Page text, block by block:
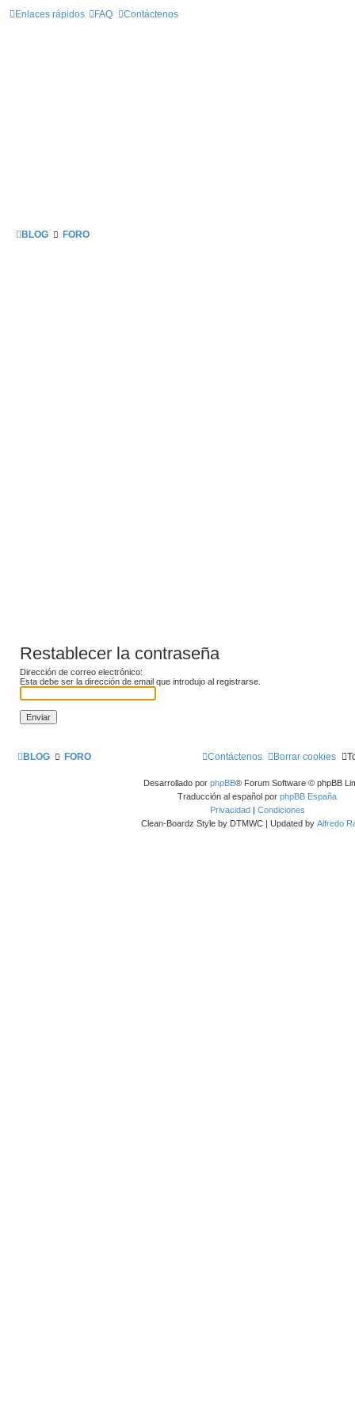
Enlaces rápidos FAQ Contáctenos
BLOG FORO
Restablecer la contraseña
Dirección de correo electrónico:
Esta debe ser la dirección de email que introdujo al registrarse.
BLOG FORO Borrar cookies
Contáctenos
Desarrollado por phpBB® Forum Software © phpBB
Traducción al español por phpBB España
Privacidad| Condiciones
Clean-Boardz Style by DTMWC | Updated by Alfredo